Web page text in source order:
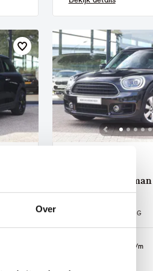
Over
Countryman
Cooper Automaat
G240BG
p/m